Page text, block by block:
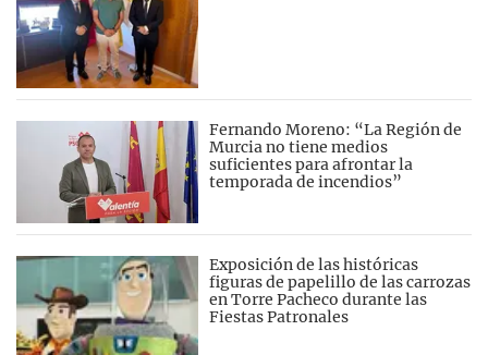
Fernando Moreno: “La Región de
Murcia no tiene medios
suficientes para afrontar la
temporada de incendios”
Exposición de las históricas
figuras de papelillo de las carrozas
en Torre Pacheco durante las
Fiestas Patronales